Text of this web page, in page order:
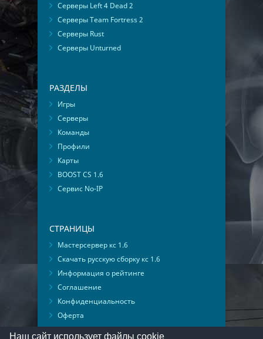
Серверы Left 4 Dead 2
Серверы Team Fortress 2
Серверы Rust
Серверы Unturned
РАЗДЕЛЫ
Игры
Серверы
Команды
Профили
Карты
BOOST CS 1.6
Сервис No-IP
СТРАНИЦЫ
Мастерсервер кс 1.6
Скачать русскую сборку кс 1.6
Информация о рейтинге
Соглашение
Конфиденциальность
Оферта
Мониторинг ВКонтакте
Наш сайт использует файлы cookie